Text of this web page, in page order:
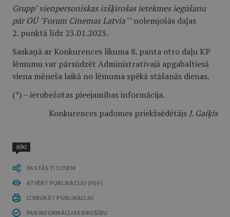
Grupp" vienpersoniskas izšķirošas ietekmes iegūšanu
pār OÜ "Forum Cinemas Latvia""nolemjošās daļas
2. punktā līdz 23.01.2023.
Saskaņā ar Konkurences likuma 8. panta otro daļu KP
lēmumu var pārsūdzēt Administratīvajā apgabaltiesā
viena mēneša laikā no lēmuma spēkā stāšanās dienas.
(*) – ierobežotas pieejamības informācija.
Konkurences padomes priekšsēdētājs J. Gaiķis
RĪKI
PASTĀSTI CITIEM
ATVĒRT PUBLIKĀCIJU (PDF)
IZDRUKĀT PUBLIKĀCIJU
PAR INFORMĀCIJAS DROŠĪBU